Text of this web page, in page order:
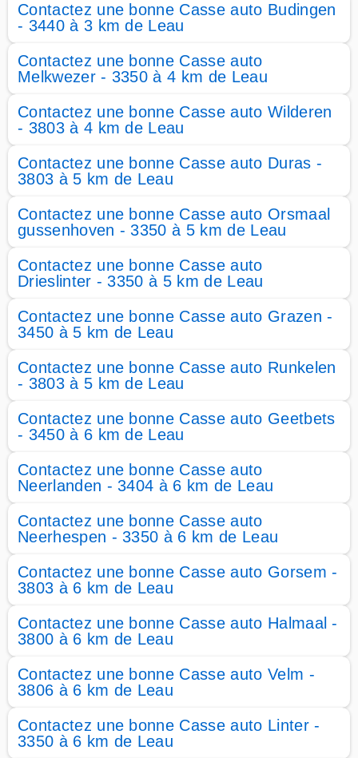
Contactez une bonne Casse auto Budingen
- 3440 à 3 km de Leau
Contactez une bonne Casse auto
Melkwezer - 3350 à 4 km de Leau
Contactez une bonne Casse auto Wilderen
- 3803 à 4 km de Leau
Contactez une bonne Casse auto Duras -
3803 à 5 km de Leau
Contactez une bonne Casse auto Orsmaal
gussenhoven - 3350 à 5 km de Leau
Contactez une bonne Casse auto
Drieslinter - 3350 à 5 km de Leau
Contactez une bonne Casse auto Grazen -
3450 à 5 km de Leau
Contactez une bonne Casse auto Runkelen
- 3803 à 5 km de Leau
Contactez une bonne Casse auto Geetbets
- 3450 à 6 km de Leau
Contactez une bonne Casse auto
Neerlanden - 3404 à 6 km de Leau
Contactez une bonne Casse auto
Neerhespen - 3350 à 6 km de Leau
Contactez une bonne Casse auto Gorsem -
3803 à 6 km de Leau
Contactez une bonne Casse auto Halmaal -
3800 à 6 km de Leau
Contactez une bonne Casse auto Velm -
3806 à 6 km de Leau
Contactez une bonne Casse auto Linter -
3350 à 6 km de Leau